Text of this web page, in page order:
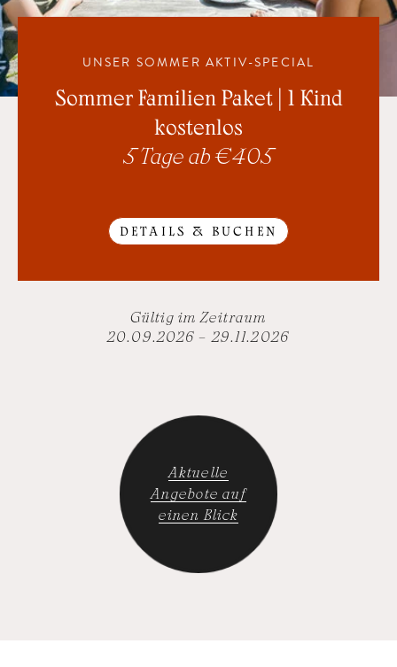
UNSER SOMMER AKTIV-SPECIAL
Sommer Familien Paket | 1 Kind
kostenlos
5 Tage ab € 405
DETAILS & BUCHEN
Gültig im Zeitraum
20.09.2026 – 29.11.2026
Aktuelle
Angebote auf
einen Blick